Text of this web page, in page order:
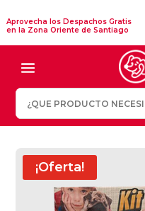
Aprovecha los Despachos Gratis
en la Zona Oriente de Santiago
¡Oferta!